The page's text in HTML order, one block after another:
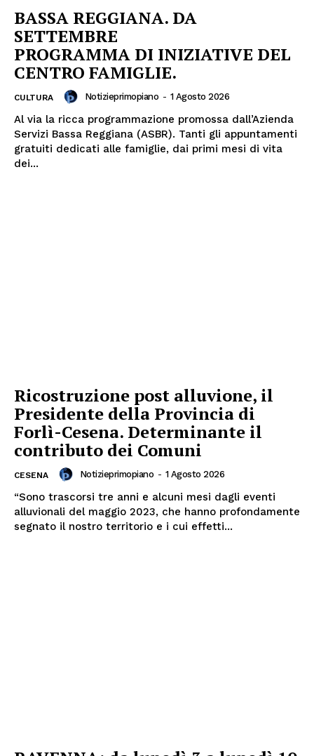
BASSA REGGIANA. DA
SETTEMBRE
PROGRAMMA DI INIZIATIVE DEL
CENTRO FAMIGLIE.
CULTURA Notizieprimopiano - 1 Agosto 2026
Al via la ricca programmazione promossa dall’Azienda
Servizi Bassa Reggiana (ASBR). Tanti gli appuntamenti
gratuiti dedicati alle famiglie, dai primi mesi di vita
dei...
Ricostruzione post alluvione, il
Presidente della Provincia di
Forlì-Cesena. Determinante il
contributo dei Comuni
CESENA Notizieprimopiano - 1 Agosto 2026
“Sono trascorsi tre anni e alcuni mesi dagli eventi
alluvionali del maggio 2023, che hanno profondamente
segnato il nostro territorio e i cui effetti...